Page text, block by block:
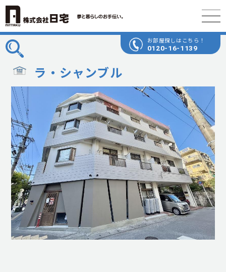
お部屋探しはこちら！
0120-16-1139
ラ・シャンブル